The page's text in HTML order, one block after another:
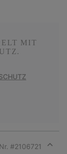
MIT
Nr. #2106721